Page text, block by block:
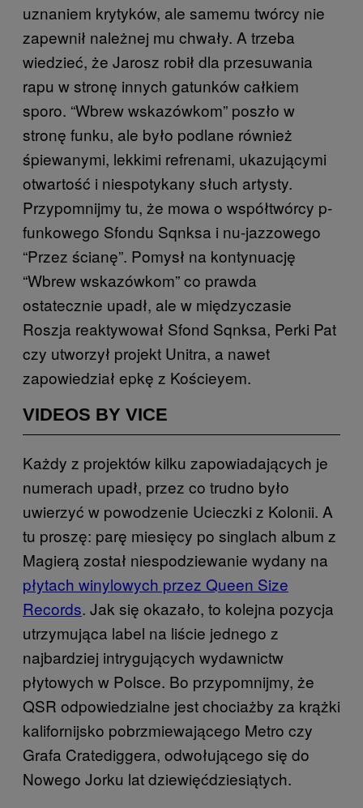
uznaniem krytyków, ale samemu twórcy nie
zapewnił należnej mu chwały. A trzeba
wiedzieć, że Jarosz robił dla przesuwania
rapu w stronę innych gatunków całkiem
sporo. “Wbrew wskazówkom” poszło w
stronę funku, ale było podlane również
śpiewanymi, lekkimi refrenami, ukazującymi
otwartość i niespotykany słuch artysty.
Przypomnijmy tu, że mowa o współtwórcy p-
funkowego Sfondu Sqnksa i nu-jazzowego
“Przez ścianę”. Pomysł na kontynuację
“Wbrew wskazówkom” co prawda
ostatecznie upadł, ale w międzyczasie
Roszja reaktywował Sfond Sqnksa, Perki Pat
czy utworzył projekt Unitra, a nawet
zapowiedział epkę z Kościeyem.
VIDEOS BY VICE
Każdy z projektów kilku zapowiadających je
numerach upadł, przez co trudno było
uwierzyć w powodzenie Ucieczki z Kolonii. A
tu proszę: parę miesięcy po singlach album z
Magierą został niespodziewanie wydany na
płytach winylowych przez Queen Size
Records. Jak się okazało, to kolejna pozycja
utrzymująca label na liście jednego z
najbardziej intrygujących wydawnictw
płytowych w Polsce. Bo przypomnijmy, że
QSR odpowiedzialne jest chociażby za krążki
kalifornijsko pobrzmiewającego Metro czy
Grafa Cratediggera, odwołującego się do
Nowego Jorku lat dziewięćdziesiątych.